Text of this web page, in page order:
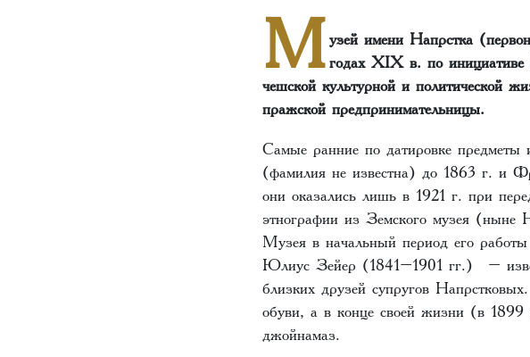
Музей имени Напрстка
годах ХIХ в. по инициативе
чешской культурной и
пражской предпринимательницы.
Самые ранние по датировке
(фамилия не известна) до 1863 г. и
они оказались лишь в 1921 г. при
этнографии из Земского музея
Музея в начальный период его
Юлиус Зейер (1841–1901 гг.) –
близких друзей супругов
обуви, а в конце своей жизни (в
джойнамаз.